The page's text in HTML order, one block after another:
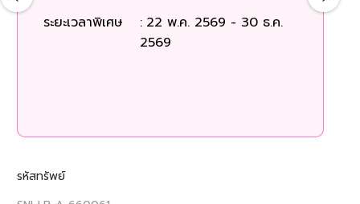
ระยะเวลาพิเศษ
: 22 พ.ค. 2569 - 30 ธ.ค.
2569
รหัสทรัพย์